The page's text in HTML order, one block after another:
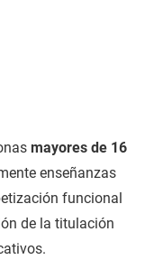
mayores de 16
enseñanzas
funcional
de la titulación